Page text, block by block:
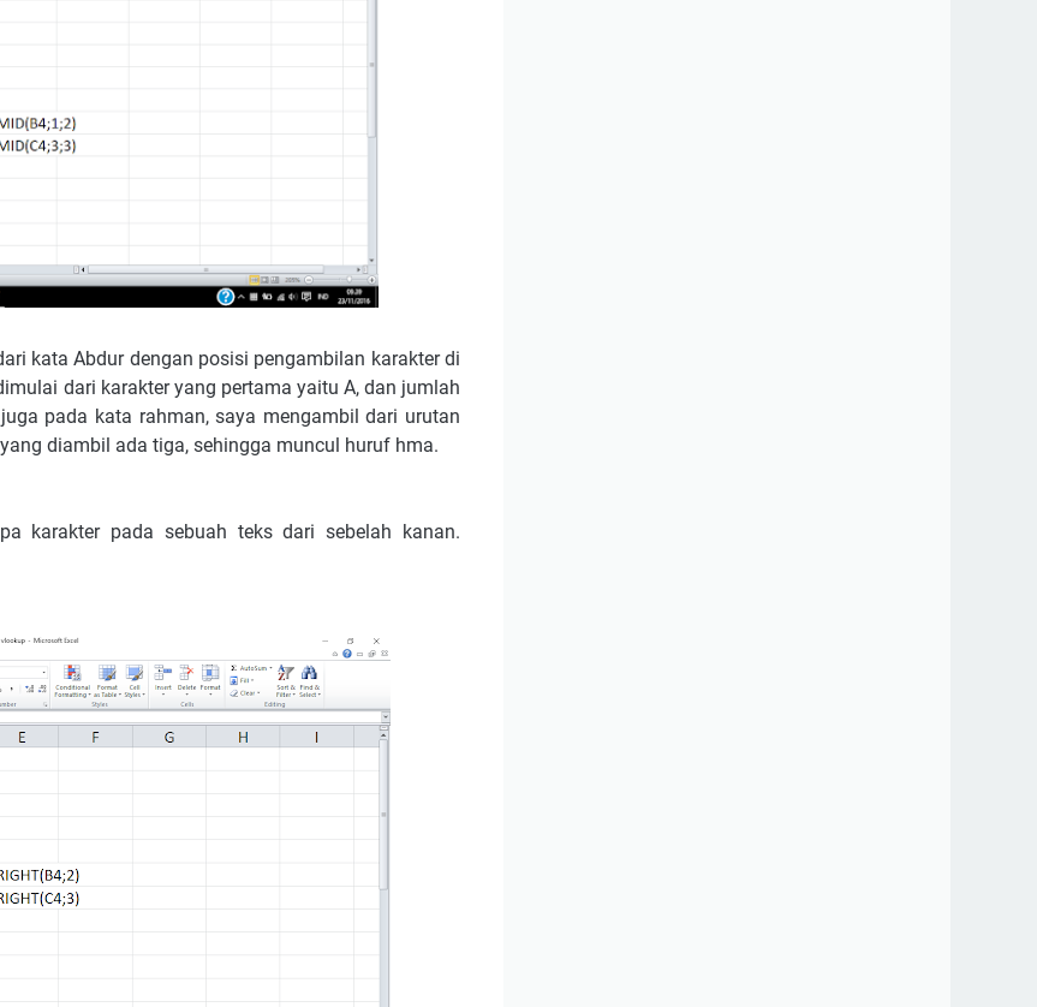
kata Abdur dengan posisi pengambilan karakter di
dari karakter yang pertama yaitu A, dan jumlah
pada kata rahman, saya mengambil dari urutan
diambil ada tiga, sehingga muncul huruf hma.
karakter pada sebuah teks dari sebelah kanan.